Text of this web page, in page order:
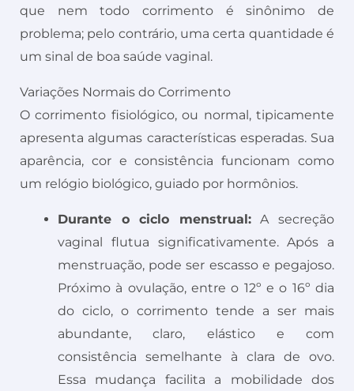
que nem todo corrimento é sinônimo de
problema; pelo contrário, uma certa quantidade é
um sinal de boa saúde vaginal.
Variações Normais do Corrimento
O corrimento fisiológico, ou normal, tipicamente
apresenta algumas características esperadas. Sua
aparência, cor e consistência funcionam como
um relógio biológico, guiado por hormônios.
Durante o ciclo menstrual:A secreção
vaginal flutua significativamente. Após a
menstruação, pode ser escasso e pegajoso.
Próximo à ovulação, entre o 12º e o 16º dia
do ciclo, o corrimento tende a ser mais
abundante, claro, elástico e com
consistência semelhante à clara de ovo.
Essa mudança facilita a mobilidade dos